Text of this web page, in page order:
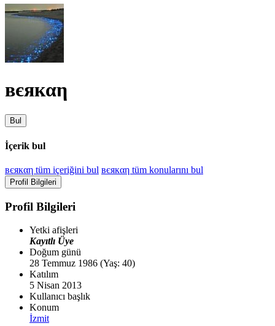
вєякαη
Bul
İçerik bul
вєякαη tüm içeriğini bul вєякαη tüm konularını bul
Profil Bilgileri
Profil Bilgileri
Yetki afişleri
Kayıtlı Üye
Doğum günü
28 Temmuz 1986 (Yaş: 40)
Katılım
5 Nisan 2013
Kullanıcı başlık
Konum
İzmit